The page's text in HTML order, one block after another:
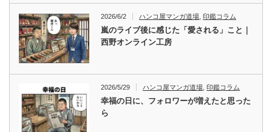
2026/6/2 ハンコ屋マンガ道場 ,印鑑コラム
嵐のライブ後に感じた「愛される」こと｜
西野オンライン工房
2026/5/29 ハンコ屋マンガ道場 ,印鑑コラム
幸福の日に、フォロワーが増えたと思った
ら